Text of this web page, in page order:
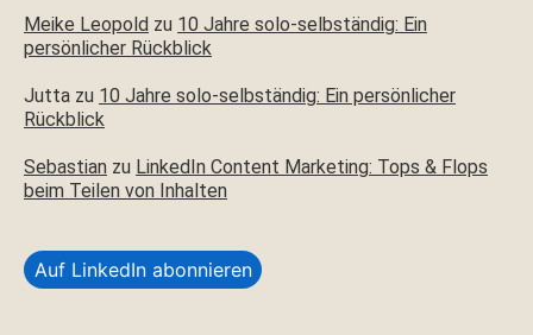
Meike Leopold zu 10 Jahre solo-selbständig: Ein
persönlicher Rückblick
Jutta zu 10 Jahre solo-selbständig: Ein persönlicher
Rückblick
Sebastian zu LinkedIn Content Marketing: Tops & Flops
beim Teilen von Inhalten
Auf LinkedIn abonnieren